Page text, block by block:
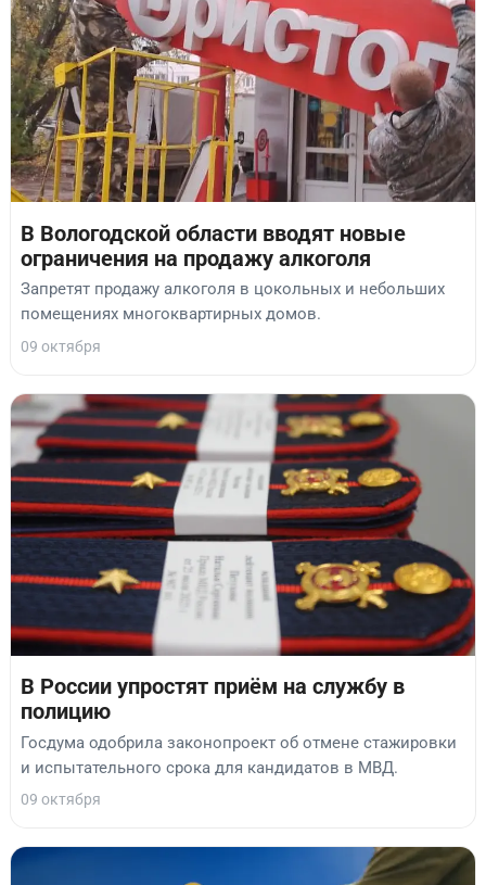
В Вологодской области вводят новые
ограничения на продажу алкоголя
Запретят продажу алкоголя в цокольных и небольших
помещениях многоквартирных домов.
09 октября
В России упростят приём на службу в
полицию
Госдума одобрила законопроект об отмене стажировки
и испытательного срока для кандидатов в МВД.
09 октября